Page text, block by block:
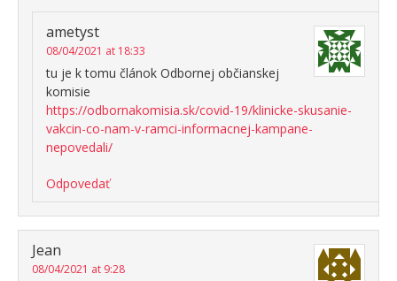
ametyst
08/04/2021 at 18:33
tu je k tomu článok Odbornej občianskej
komisie
https://odbornakomisia.sk/covid-19/klinicke-skusanie-
vakcin-co-nam-v-ramci-informacnej-kampane-
nepovedali/
Odpovedať
Jean
08/04/2021 at 9:28